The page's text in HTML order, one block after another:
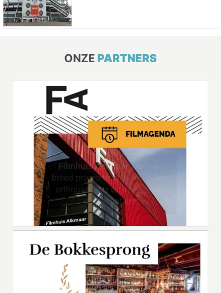
ONZE PARTNERS